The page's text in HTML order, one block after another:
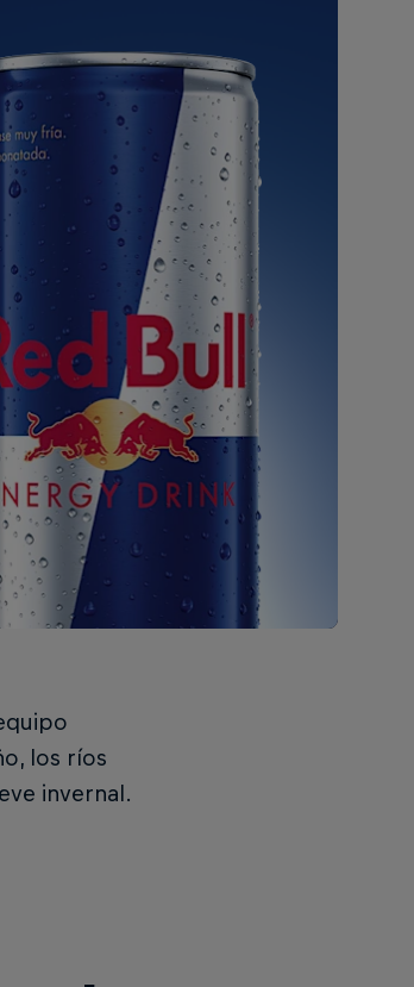
los ríos
invernal.